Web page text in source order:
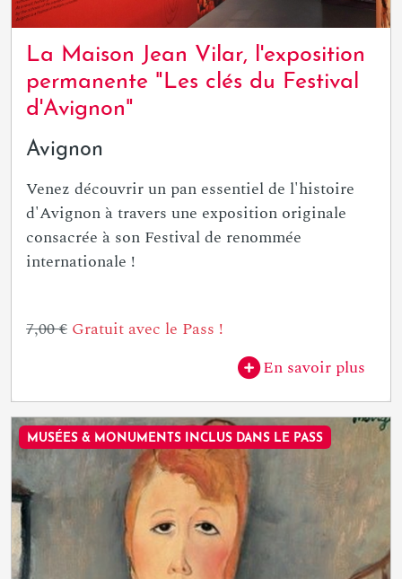
La Maison Jean Vilar, l'exposition
permanente "Les clés du Festival
d'Avignon"
Avignon
Venez découvrir un pan essentiel de l'histoire
d'Avignon à travers une exposition originale
consacrée à son Festival de renommée
internationale !
7,00 € Gratuit avec le Pass !
En savoir plus
MUSÉES & MONUMENTS INCLUS DANS LE PASS